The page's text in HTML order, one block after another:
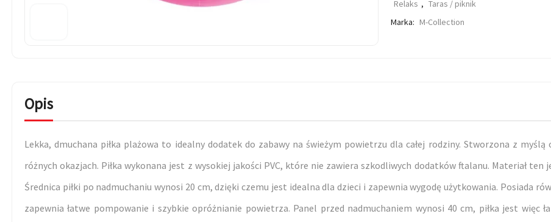
Relaks , Taras / piknik
Marka: M-Collection
Opis
Lekka, dmuchana piłka plażowa to idealny dodatek do zabawy na świeżym powietrzu dla całej rodziny. Stworzona z
różnych okazjach. Piłka wykonana jest z wysokiej jakości PVC, które nie zawiera szkodliwych dodatków ftalanu. Materiał
Średnica piłki po nadmuchaniu wynosi 20 cm, dzięki czemu jest idealna dla dzieci i zapewnia wygodę użytkowania. Posiada
zapewnia łatwe pompowanie i szybkie opróżnianie powietrza. Panel przed nadmuchaniem wynosi 40 cm, piłka jest więc